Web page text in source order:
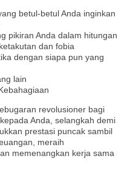
betul-betul Anda inginkan
pikiran Anda dalam hitungan
dan fobia
dengan siapa pun yang
lain
revolusioner bagi
Anda, selangkah demi
prestasi puncak sambil
meraih
memenangkan kerja sama